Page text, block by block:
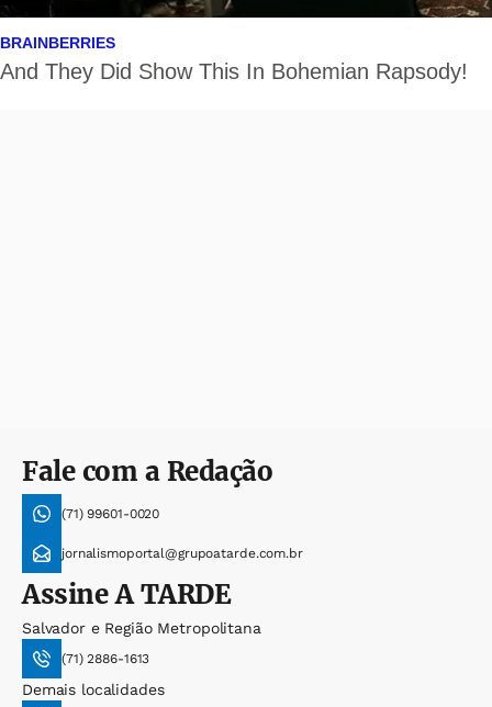
Fale com a Redação
(71) 99601-0020
jornalismoportal@grupoatarde.com.br
AssineA TARDE
Salvador e Região Metropolitana
(71) 2886-1613
Demais localidades